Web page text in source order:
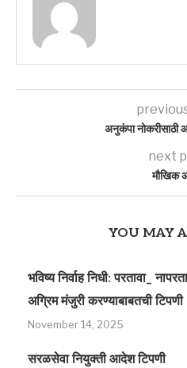
अनुकंपा
next
मौखिक
YOU MAY
भविष्य निर्वाह निधी: परतावा_
अग्रिम मंजुरी करण्याबाबतची टिपणी
November 14, 2025
सरळसेवा नियुक्ती आदेश टिपणी